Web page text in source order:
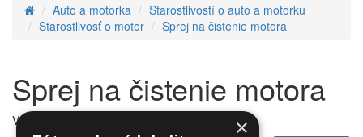
Auto a motorka
Starostlivostí o auto a motorku
Starostlivosť o motor
Sprej na čistenie motora
Sprej na čistenie motora
V tejto kategórii nie sú žiadne produkty. ×